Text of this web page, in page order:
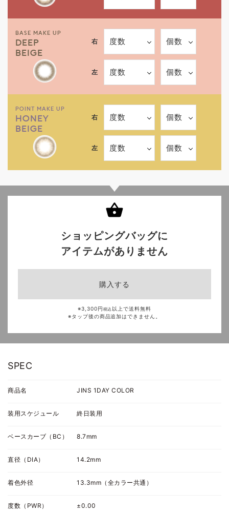
BASE MAKE UP
DEEP
BEIGE
右 度数 個数
左 度数 個数
POINT MAKE UP
HONEY
BEIGE
右 度数 個数
左 度数 個数
ショッピングバッグに
アイテムがありません
購入する
※3,300円 税込 以上で送料無料
※タップ後の商品追加はできません。
SPEC
商品名 JINS 1DAY COLOR
装用スケジュール 終日装用
ベースカーブ（BC） 8.7mm
直径（DIA） 14.2mm
着色外径 13.3mm（全カラー共通）
度数（PWR）
±0.00